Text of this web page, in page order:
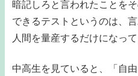
暗記しろと言われたことを
できるテストというのは、
人間を量産するだけになって
中高生を見ていると、「自